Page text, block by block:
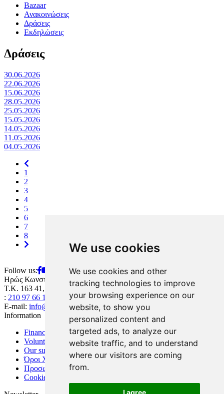
We use cookies
We use cookies and other
tracking technologies to improve
your browsing experience on our
website, to show you
personalized content and
targeted ads, to analyze our
website traffic, and to understand
where our visitors are coming
from.
I agree
Bazaar
Ανακοινώσεις
Δράσεις
Εκδηλώσεις
Δράσεις
30.06.2026
22.06.2026
15.06.2026
28.05.2026
25.05.2026
15.05.2026
14.05.2026
11.05.2026
04.05.2026
1
2
3
4
5
6
7
8
Follow us:
Ηρώς Κωνσταντοπούλου 180 & Θάλειας Λουκίδου
Τ.Κ. 163 41, Ηλιούπολη
: 210 97 66 144
E-mail: info@keepea.gr
Information
Financial support
Volunteers
Our supporters
Όροι Χρήσης
Προσωπικά Δεδομένα
Cookies preferences